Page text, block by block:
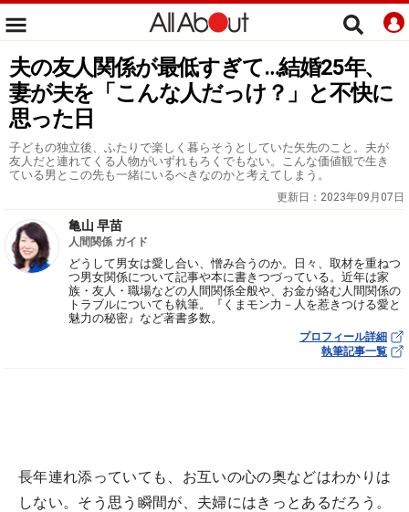
夫の友人関係が最低すぎて…結婚25年、
妻が夫を「こんな人だっけ？」と不快に
思った日
子どもの独立後、ふたりで楽しく暮らそうとしていた矢先のこと。夫が
友人だと連れてくる人物がいずれもろくでもない。こんな価値観で生き
ている男とこの先も一緒にいるべきなのかと考えてしまう。
更新日： 2023年09月07日
亀山 早苗
人間関係 ガイド
どうして男女は愛し合い、憎み合うのか。日々、取材を重ねつ
つ男女関係について記事や本に書きつづっている。近年は家
族・友人・職場などの人間関係全般や、お金が絡む人間関係の
トラブルについても執筆。『くまモン力－人を惹きつける愛と
魅力の秘密』など著書多数。
プロフィール詳細
執筆記事一覧
長年連れ添っていても、お互いの心の奥などはわかりは
しない。そう思う瞬間が、夫婦にはきっとあるだろう。